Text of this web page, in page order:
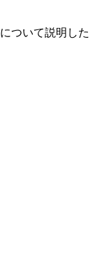
について説明した